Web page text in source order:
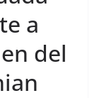
a
del